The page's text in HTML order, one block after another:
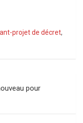
projet de décret,
pour